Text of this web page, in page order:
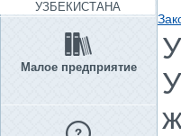
УЗБЕКИСТАНА
Малое предприятие